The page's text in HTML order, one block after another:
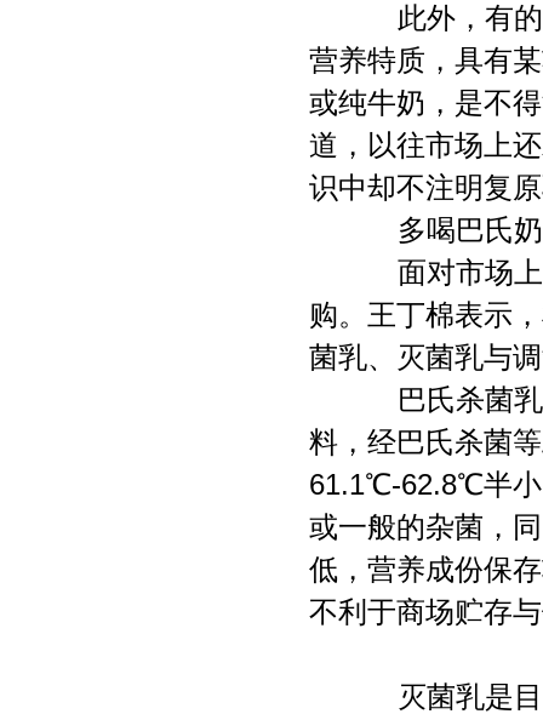
此外，有的
营养特质，具有
或纯牛奶，是不
道，以往市场上
识中却不注明复
多喝巴氏奶
面对市场上
购。王丁棉表示
菌乳、灭菌乳与
巴氏杀菌乳
料，经巴氏杀菌
61.1℃-62.8℃半小
或一般的杂菌，
低，营养成份保
不利于商场贮存
灭菌乳是目